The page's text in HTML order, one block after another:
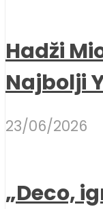
Hadži
Najbolji
23/06/2026
„Deco,